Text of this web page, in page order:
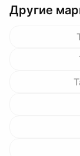
Другие